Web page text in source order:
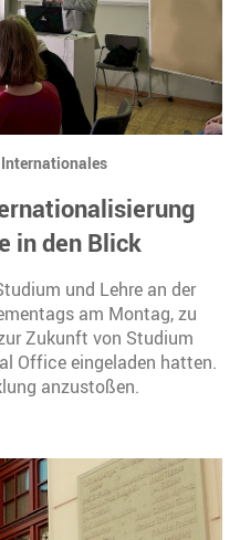
Internationales
in den Blick
und Lehre an der
am Montag, zu
Zukunft von Studium
Office eingeladen hatten.
anzustoßen.